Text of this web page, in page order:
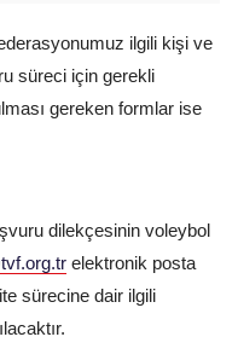
ilgili kişi ve
süreci için gerekli
gereken formlar ise
dilekçesinin voleybol
elektronik posta
sürecine dair ilgili